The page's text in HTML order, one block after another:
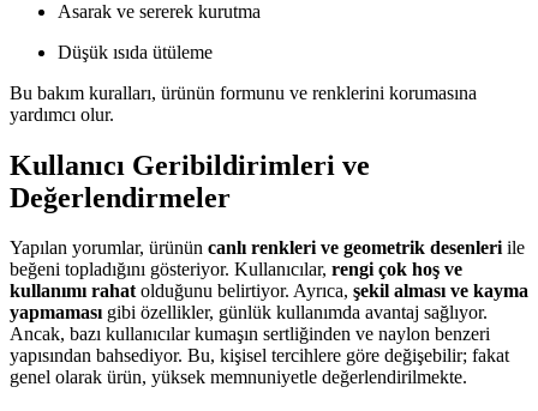
Asarak ve sererek kurutma
Düşük ısıda ütüleme
Bu bakım kuralları, ürünün formunu ve renklerini korumasına
yardımcı olur.
Kullanıcı Geribildirimleri ve
Değerlendirmeler
Yapılan yorumlar, ürünün canlı renkleri ve geometrik desenleriile
beğeni topladığını gösteriyor. Kullanıcılar, rengi çok hoş ve
kullanımı rahatolduğunu belirtiyor. Ayrıca, şekil alması ve kayma
yapmamasıgibi özellikler, günlük kullanımda avantaj sağlıyor.
Ancak, bazı kullanıcılar kumaşın sertliğinden ve naylon benzeri
yapısından bahsediyor. Bu, kişisel tercihlere göre değişebilir; fakat
genel olarak ürün, yüksek memnuniyetle değerlendirilmekte.